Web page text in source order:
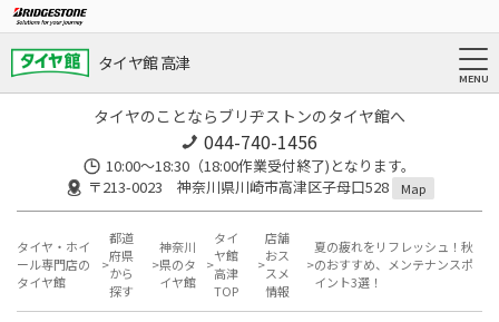
タイヤ館 高津
タイヤのことならブリヂストンのタイヤ館へ
044-740-1456
10:00～18:30（18:00作業受付終了)となります。
〒213-0023 神奈川県川崎市高津区子母口528
Map
タイヤ・ホイ
ール専門店の
タイヤ館
都道
府県
から
探す
神奈川
県のタ
イヤ館
タイ
ヤ館
高津
TOP
店舗
おス
スメ
情報
夏の疲れをリフレッシュ！秋
のおすすめ、メンテナンスポ
イント3選！